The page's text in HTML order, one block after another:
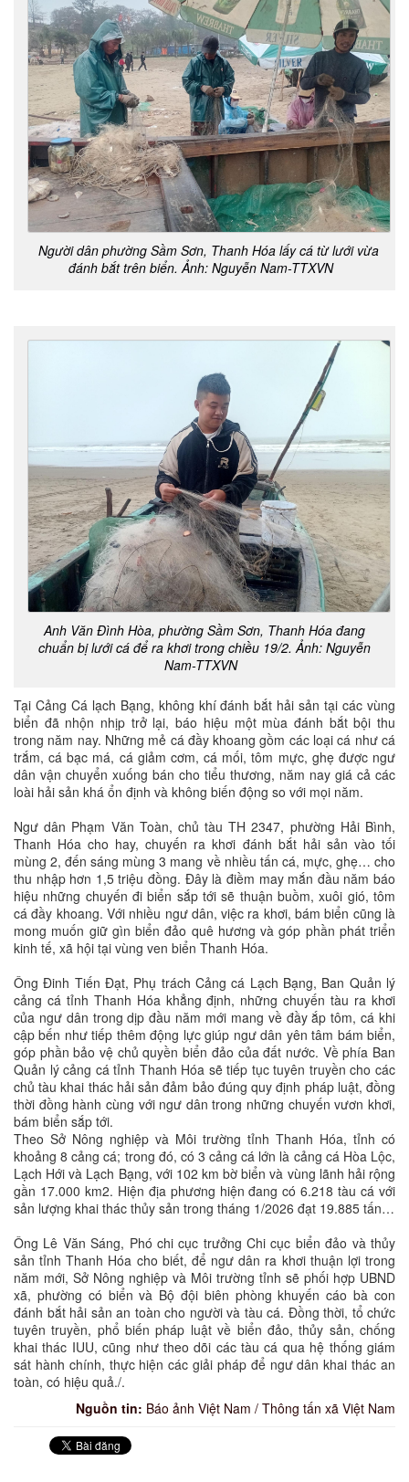
Người dân phường Sầm Sơn, Thanh Hóa lấy cá từ lưới vừa
đánh bắt trên biển. Ảnh: Nguyễn Nam-TTXVN
Anh Văn Đình Hòa, phường Sầm Sơn, Thanh Hóa đang
chuẩn bị lưới cá để ra khơi trong chiều 19/2. Ảnh: Nguyễn
Nam-TTXVN
Tại Cảng Cá lạch Bạng, không khí đánh bắt hải sản tại các vùng
biển đã nhộn nhịp trở lại, báo hiệu một mùa đánh bắt bội thu
trong năm nay. Những mẻ cá đầy khoang gồm các loại cá như cá
trắm, cá bạc má, cá giảm cơm, cá mối, tôm mực, ghẹ được ngư
dân vận chuyển xuống bán cho tiểu thương, năm nay giá cả các
loài hải sản khá ổn định và không biến động so với mọi năm.
Ngư dân Phạm Văn Toàn, chủ tàu TH 2347, phường Hải Bình,
Thanh Hóa cho hay, chuyến ra khơi đánh bắt hải sản vào tối
mùng 2, đến sáng mùng 3 mang về nhiều tấn cá, mực, ghẹ… cho
thu nhập hơn 1,5 triệu đồng. Đây là điềm may mắn đầu năm báo
hiệu những chuyến đi biển sắp tới sẽ thuận buồm, xuôi gió, tôm
cá đầy khoang. Với nhiều ngư dân, việc ra khơi, bám biển cũng là
mong muốn giữ gìn biển đảo quê hương và góp phần phát triển
kinh tế, xã hội tại vùng ven biển Thanh Hóa.
Ông Đinh Tiến Đạt, Phụ trách Cảng cá Lạch Bạng, Ban Quản lý
cảng cá tỉnh Thanh Hóa khẳng định, những chuyến tàu ra khơi
của ngư dân trong dịp đầu năm mới mang về đầy ắp tôm, cá khi
cập bến như tiếp thêm động lực giúp ngư dân yên tâm bám biển,
góp phần bảo vệ chủ quyền biển đảo của đất nước. Về phía Ban
Quản lý cảng cá tỉnh Thanh Hóa sẽ tiếp tục tuyên truyền cho các
chủ tàu khai thác hải sản đảm bảo đúng quy định pháp luật, đồng
thời đồng hành cùng với ngư dân trong những chuyến vươn khơi,
bám biển sắp tới.
Theo Sở Nông nghiệp và Môi trường tỉnh Thanh Hóa, tỉnh có
khoảng 8 cảng cá; trong đó, có 3 cảng cá lớn là cảng cá Hòa Lộc,
Lạch Hới và Lạch Bạng, với 102 km bờ biển và vùng lãnh hải rộng
gần 17.000 km2. Hiện địa phương hiện đang có 6.218 tàu cá với
sản lượng khai thác thủy sản trong tháng 1/2026 đạt 19.885 tấn…
Ông Lê Văn Sáng, Phó chi cục trưởng Chi cục biển đảo và thủy
sản tỉnh Thanh Hóa cho biết, để ngư dân ra khơi thuận lợi trong
năm mới, Sở Nông nghiệp và Môi trường tỉnh sẽ phối hợp UBND
xã, phường có biển và Bộ đội biên phòng khuyến cáo bà con
đánh bắt hải sản an toàn cho người và tàu cá. Đồng thời, tổ chức
tuyên truyền, phổ biến pháp luật về biển đảo, thủy sản, chống
khai thác IUU, cũng như theo dõi các tàu cá qua hệ thống giám
sát hành chính, thực hiện các giải pháp để ngư dân khai thác an
toàn, có hiệu quả./.
Nguồn tin: Báo ảnh Việt Nam / Thông tấn xã Việt Nam